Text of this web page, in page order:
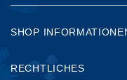
SHOP
RECHTLICHES